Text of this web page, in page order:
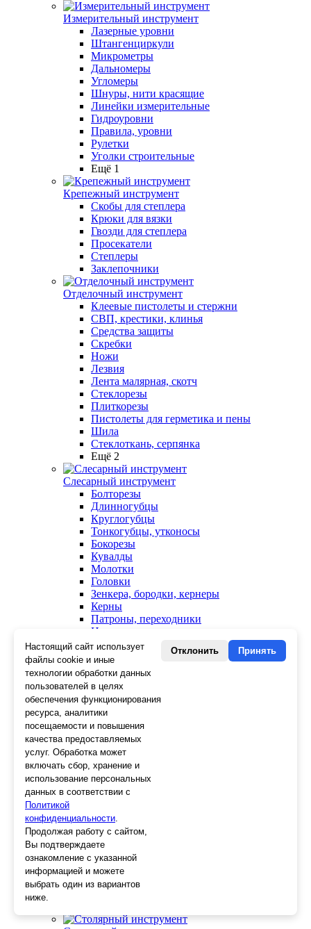
Измерительный инструмент
Лазерные уровни
Штангенциркули
Микрометры
Дальномеры
Угломеры
Шнуры, нити красящие
Линейки измерительные
Гидроуровни
Правила, уровни
Рулетки
Уголки строительные
Ещё 1
Крепежный инструмент
Скобы для степлера
Крюки для вязки
Гвозди для степлера
Просекатели
Степлеры
Заклепочники
Отделочный инструмент
Клеевые пистолеты и стержни
СВП, крестики, клинья
Средства защиты
Скребки
Ножи
Лезвия
Лента малярная, скотч
Стеклорезы
Плиткорезы
Пистолеты для герметика и пены
Шила
Стеклоткань, серпянка
Ещё 2
Слесарный инструмент
Болторезы
Длинногубцы
Круглогубцы
Тонкогубцы, утконосы
Бокорезы
Кувалды
Молотки
Головки
Зенкера, бородки, кернеры
Керны
Патроны, переходники
Ножницы электрика
Стопорные кольца
Съемники стопорных колец
Пинцеты
Магниты
Клещи для изоляции
Кабелерезы
Гайкорезы
Зажимы ручные
Подшипники
Тиски
Струбцины
Плоскогубцы
Отвертки
Напильники, рашпили
Наборы инструментов
Кусачки
Ключи
Клещи
Зубила
Настоящий сайт использует
файлы cookie и иные
технологии обработки данных
пользователей в целях
обеспечения функционирования
ресурса, аналитики
посещаемости и повышения
качества предоставляемых
услуг. Обработка может
включать сбор, хранение и
использование персональных
данных в соответствии с
Политикой
конфиденциальности.
Продолжая работу с сайтом,
Вы подтверждаете
ознакомление с указанной
информацией и можете
выбрать один из вариантов
ниже.
Отклонить Принять